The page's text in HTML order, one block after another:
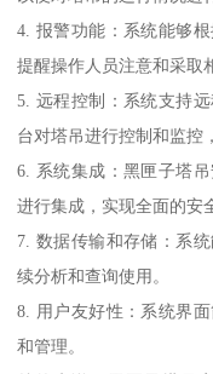
4. 报警功能：系统能够
提醒操作人员注意和采取
5. 远程控制：系统支持
台对塔吊进行控制和监控
6. 系统集成：黑匣子塔
进行集成，实现全面的安
7. 数据传输和存储：系
续分析和查询使用。
8. 用户友好性：系统界
和管理。